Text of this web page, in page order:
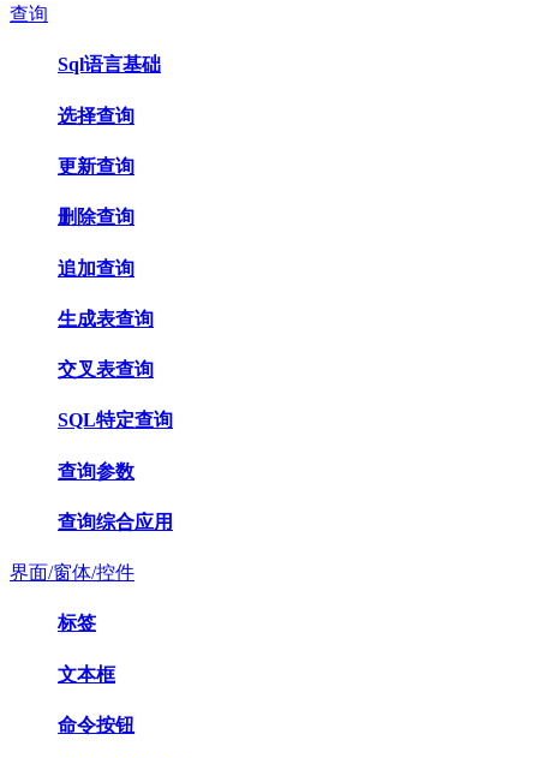
查询
Sql语言基础
选择查询
更新查询
删除查询
追加查询
生成表查询
交叉表查询
SQL特定查询
查询参数
查询综合应用
界面/窗体/控件
标签
文本框
命令按钮